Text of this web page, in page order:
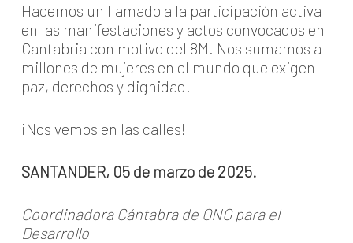
Hacemos un llamado a la participación activa
en las manifestaciones y actos convocados en
Cantabria con motivo del 8M. Nos sumamos a
millones de mujeres en el mundo que exigen
paz, derechos y dignidad.
¡Nos vemos en las calles!
SANTANDER, 05 de marzo de 2025.
Coordinadora Cántabra de ONG para el
Desarrollo